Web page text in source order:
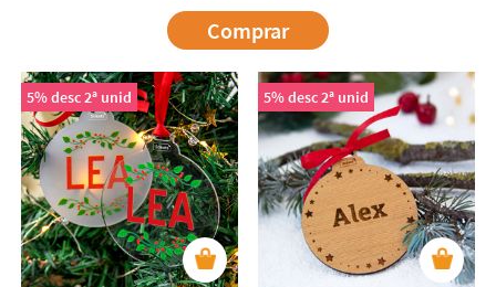
Comprar
5% desc 2ª unid 5% desc 2ª unid